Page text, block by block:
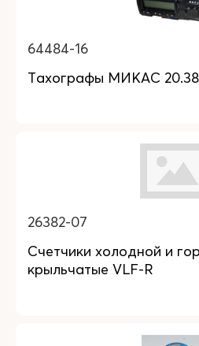
64484-16
Тахографы МИКАС
26382-07
Счетчики холодной и
крыльчатые VLF-R